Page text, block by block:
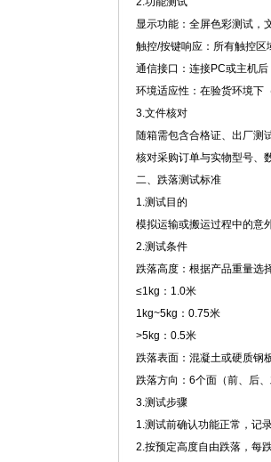
显示功能：全屏色彩测试，
触控/按键响应：所有触控区
通信接口：连接PC或主机后
环境适应性：在验货环境下
3.文件核对
随箱需包含合格证、出厂测
核对采购订单与实物型号、
二、跌落测试标准
1.测试目的
模拟运输或搬运过程中的意
2.测试条件
跌落高度：根据产品重量选
≤1kg：1.0米
1kg~5kg：0.75米
>5kg：0.5米
跌落表面：混凝土或硬质钢板
跌落方向：6个面（前、后
3.测试步骤
1.测试前确认功能正常，记
2.按预定高度自由跌落，每